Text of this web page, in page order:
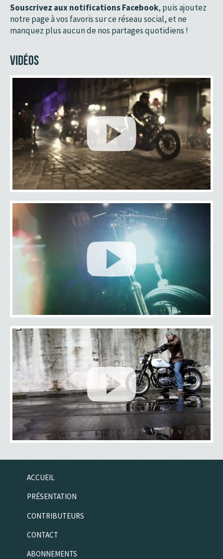
Souscrivez aux notifications Facebook, puis ajoutez
notre page à vos favoris sur ce réseau social, et ne
manquez plus aucun de nos partages quotidiens !
VIDÉOS
ACCUEIL
PRÉSENTATION
CONTRIBUTEURS
CONTACT
ABONNEMENTS